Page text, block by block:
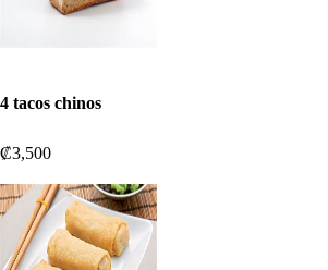
4 tacos chinos
₡3,500